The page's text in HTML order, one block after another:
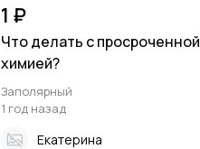
1 ₽
Что делать с просроченной
химией?
Заполярный
1 год назад
Екатерина